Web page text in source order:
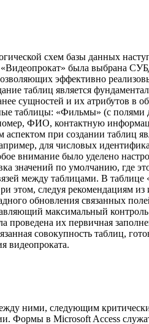
схем базы данных
была выбрана
эффективно
таблиц является
сущностей и их атрибутов
таблицы: «Фильмы» (с полями
ФИО, контактную
при создании таблиц
для числовых
внимание было уделено
значений по умолчанию, где
между таблицами. В
этом, следуя рекомендациям
обновления связанных
максимальный
проведена их первичная
совокупность таблиц,
видеопроката.
ними, следующим
Формы в Microsoft Access